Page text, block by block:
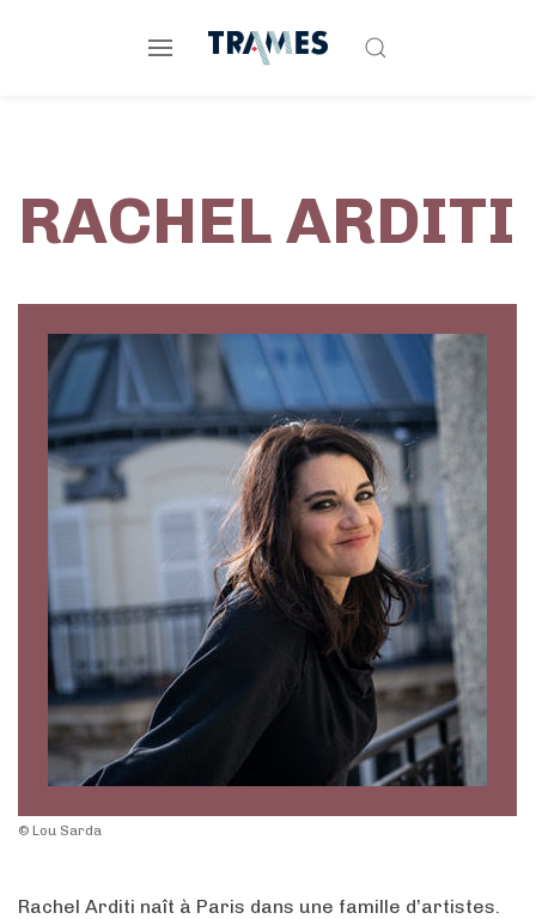
RACHEL ARDITI
© Lou Sarda
Rachel Arditi naît à Paris dans une famille d’artistes.